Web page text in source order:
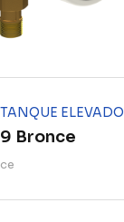
ELEVADO
Bronce